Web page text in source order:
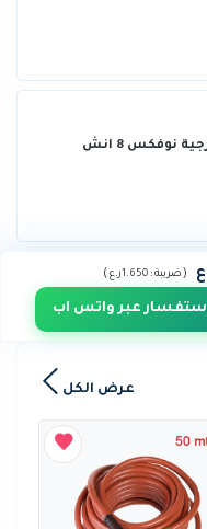
نوفكس 8 انش
(ضريبة : 1.650ر.ع )
عبر واتس اب
عرض الكل